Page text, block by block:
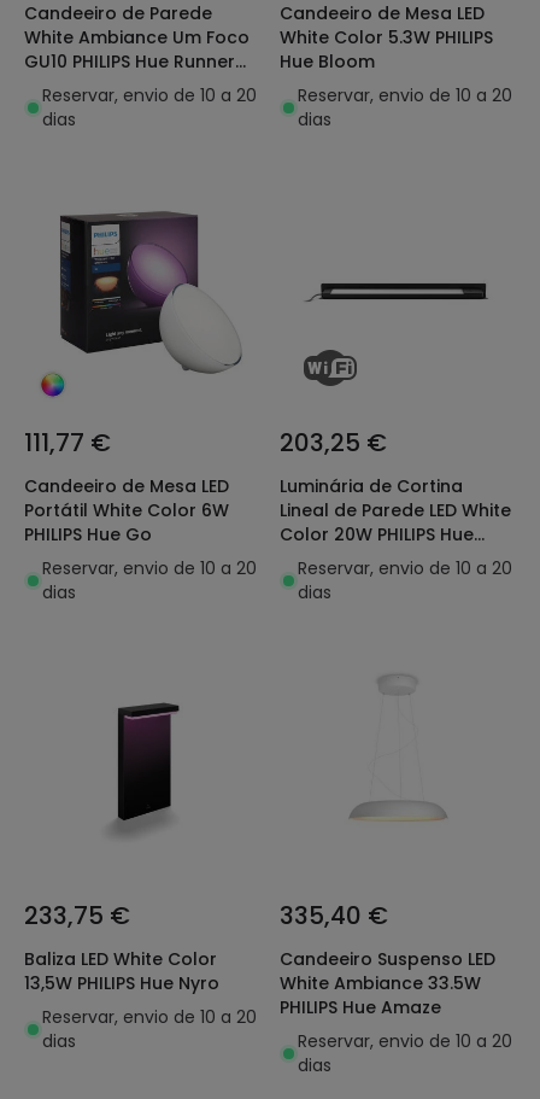
Candeeiro de Parede
White Ambiance Um Foco
GU10 PHILIPS Hue Runner
Extensión
Reservar, envio de 10 a 20
dias
Candeeiro de Mesa LED
White Color 5.3W PHILIPS
Hue Bloom
Reservar, envio de 10 a 20
dias
111,77 €
Candeeiro de Mesa LED
Portátil White Color 6W
PHILIPS Hue Go
Reservar, envio de 10 a 20
dias
203,25 €
Luminária de Cortina
Lineal de Parede LED White
Color 20W PHILIPS Hue
Amarant WALL WASHER
Reservar, envio de 10 a 20
dias
233,75 €
Baliza LED White Color
13,5W PHILIPS Hue Nyro
Reservar, envio de 10 a 20
dias
335,40 €
Candeeiro Suspenso LED
White Ambiance 33.5W
PHILIPS Hue Amaze
Reservar, envio de 10 a 20
dias